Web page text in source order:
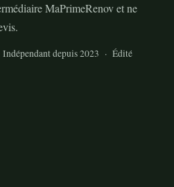
MaPrimeRenov et ne
depuis 2023 · Édité